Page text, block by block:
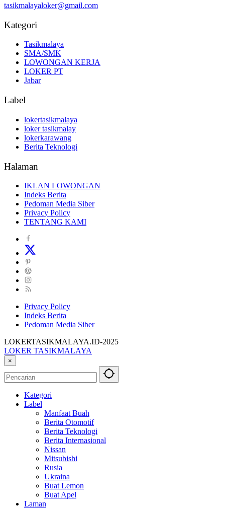
tasikmalayaloker@gmail.com
Kategori
Tasikmalaya
SMA/SMK
LOWONGAN KERJA
LOKER PT
Jabar
Label
lokertasikmalaya
loker tasikmalay
lokerkarawang
Berita Teknologi
Halaman
IKLAN LOWONGAN
Indeks Berita
Pedoman Media Siber
Privacy Policy
TENTANG KAMI
Privacy Policy
Indeks Berita
Pedoman Media Siber
LOKERTASIKMALAYA.ID-2025
LOKER TASIKMALAYA
Info
Lowongan
Kerja
Sekitarna
×
Kategori
Label
Manfaat Buah
Berita Otomotif
Berita Teknologi
Berita Internasional
Nissan
Mitsubishi
Rusia
Ukraina
Buat Lemon
Buat Apel
Laman